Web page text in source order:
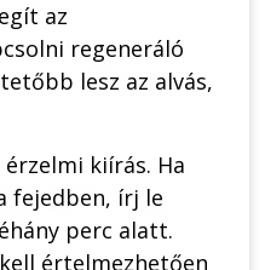
az
regeneráló
lesz az alvás,
kiírás. Ha
fejedben, írj le
perc alatt.
értelmezhetően